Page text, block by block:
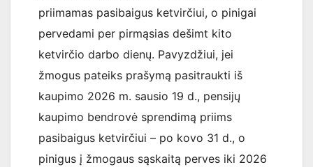
priimamas pasibaigus ketvirčiui, o pinigai
pervedami per pirmąsias dešimt kito
ketvirčio darbo dienų. Pavyzdžiui, jei
žmogus pateiks prašymą pasitraukti iš
kaupimo 2026 m. sausio 19 d., pensijų
kaupimo bendrovė sprendimą priims
pasibaigus ketvirčiui – po kovo 31 d., o
pinigus į žmogaus sąskaitą perves iki 2026